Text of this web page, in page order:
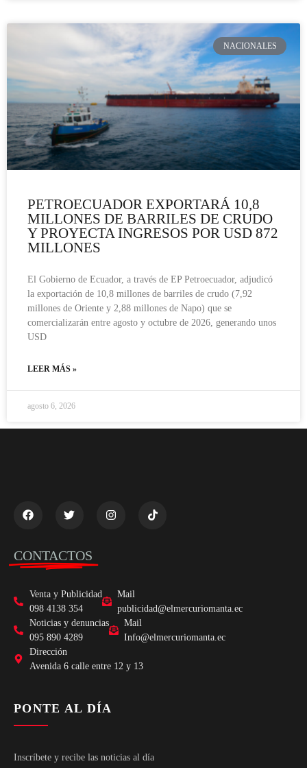
NACIONALES
PETROECUADOR EXPORTARÁ 10,8
MILLONES DE BARRILES DE CRUDO
Y PROYECTA INGRESOS POR USD 872
MILLONES
El Gobierno de Ecuador, a través de EP Petroecuador, adjudicó
la exportación de 10,8 millones de barriles de crudo (7,92
millones de Oriente y 2,88 millones de Napo) que se
comercializarán entre agosto y octubre de 2026, generando unos
USD
LEER MÁS »
agosto 6, 2026
CONTACTOS
Venta y Publicidad
098 4138 354
Mail
publicidad@elmercuriomanta.ec
Noticias y denuncias
095 890 4289
Mail
Info@elmercuriomanta.ec
Dirección
Avenida 6 calle entre 12 y 13
PONTE AL DÍA
Inscríbete y recibe las noticias al día